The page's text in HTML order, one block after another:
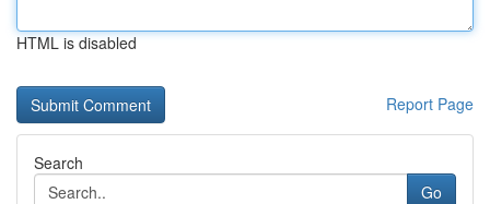
HTML is disabled
Report Page
Search
Go